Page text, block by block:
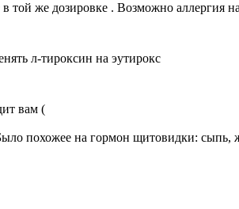
той же дозировке . Возможно аллергия
л-тироксин на эутирокс
вам (
похожее на гормон щитовидки: сыпь,